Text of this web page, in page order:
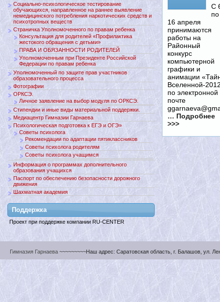
С
по
16 апреля
принимаются
работы на
Районный
конкурс
компьютерной
графики и
анимации
Вселенной-
по электронной
почте
… Подробнее
>>>
Социально-психологическое тестирование
обучающихся, направленное на раннее выявление
немедицинского потребления наркотических средств и
психотропных веществ
Страничка Уполномоченного по правам ребенка
Консультация для родителей «Профилактика
жестокого обращения с детьми»
ПРАВА И ОБЯЗАННОСТИ РОДИТЕЛЕЙ
Уполномоченным при Президенте Российской
Федерации по правам ребенка
Уполномоченный по защите прав участников
образовательного процесса
Фотографии
ОРКСЭ.
Личное заявление на выбор модуля по ОРКСЭ.
Стипендии и иные виды материальной поддержки.
Медиацентр Гимназии Гарнаева
Психологическая подготовка к ЕГЭ и ОГЭ»
Советы психолога
Рекомендации по адаптации пятиклассников
Советы психолога родителям
Советы психолога учащимся
Информация о программах дополнительного
образования учащихся
Паспорт по обеспечению безопасности дорожного
движения
Шахматная академия
Поддержкa
Проект при поддержке компании RU-CENTER
Гимназия Гарнаева ~~~~~~~~~Наш адрес: Саратовская область, г. Балашов, ул.